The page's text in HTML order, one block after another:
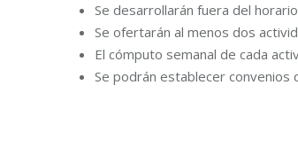
Se desarrollarán fuera del
Se ofertarán al menos dos
El cómputo semanal de cada
Se podrán establecer convenios